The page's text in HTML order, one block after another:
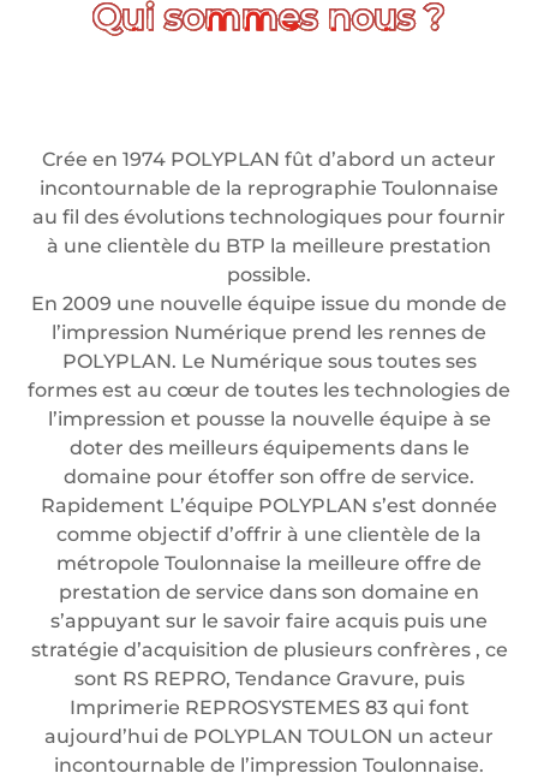
Crée en 1974 POLYPLAN fût d’abord un acteur
incontournable de la reprographie Toulonnaise
au fil des évolutions technologiques pour fournir
à une clientèle du BTP la meilleure prestation
possible.
En 2009 une nouvelle équipe issue du monde de
l’impression Numérique prend les rennes de
POLYPLAN. Le Numérique sous toutes ses
formes est au cœur de toutes les technologies de
l’impression et pousse la nouvelle équipe à se
doter des meilleurs équipements dans le
domaine pour étoffer son offre de service.
Rapidement L’équipe POLYPLAN s’est donnée
comme objectif d’offrir à une clientèle de la
métropole Toulonnaise la meilleure offre de
prestation de service dans son domaine en
s’appuyant sur le savoir faire acquis puis une
stratégie d’acquisition de plusieurs confrères , ce
sont RS REPRO, Tendance Gravure, puis
Imprimerie REPROSYSTEMES 83 qui font
aujourd’hui de POLYPLAN TOULON un acteur
incontournable de l’impression Toulonnaise.